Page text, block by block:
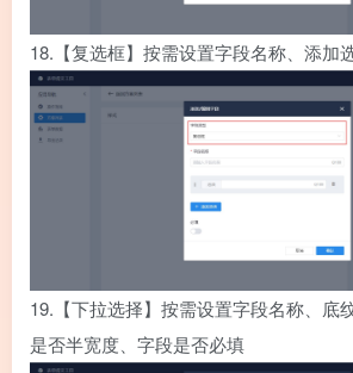
18. 【复选框】按需设置字段名称、添加
19. 【下拉选择】按需设置字段名称、底
是否半宽度、字段是否必填